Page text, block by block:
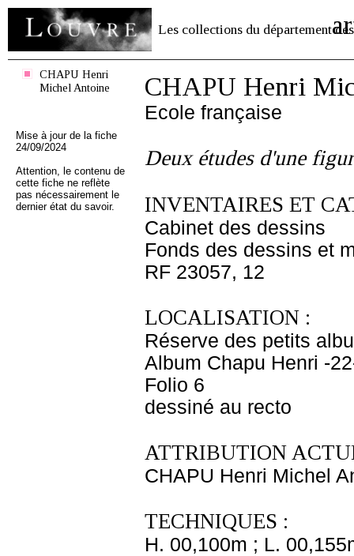
Les collections du département des
CHAPU Henri
Michel Antoine
Mise à jour de la fiche
24/09/2024
Attention, le contenu de
cette fiche ne reflète
pas nécessairement le
dernier état du savoir.
CHAPU Henri
Ecole française
Deux études d'une
INVENTAIRES ET
Cabinet des dessins
Fonds des dessins et
RF 23057, 12
LOCALISATION :
Réserve des petits
Album Chapu Henri -
Folio 6
dessiné au recto
ATTRIBUTION
CHAPU Henri Michel
TECHNIQUES :
H. 00,100m ; L.